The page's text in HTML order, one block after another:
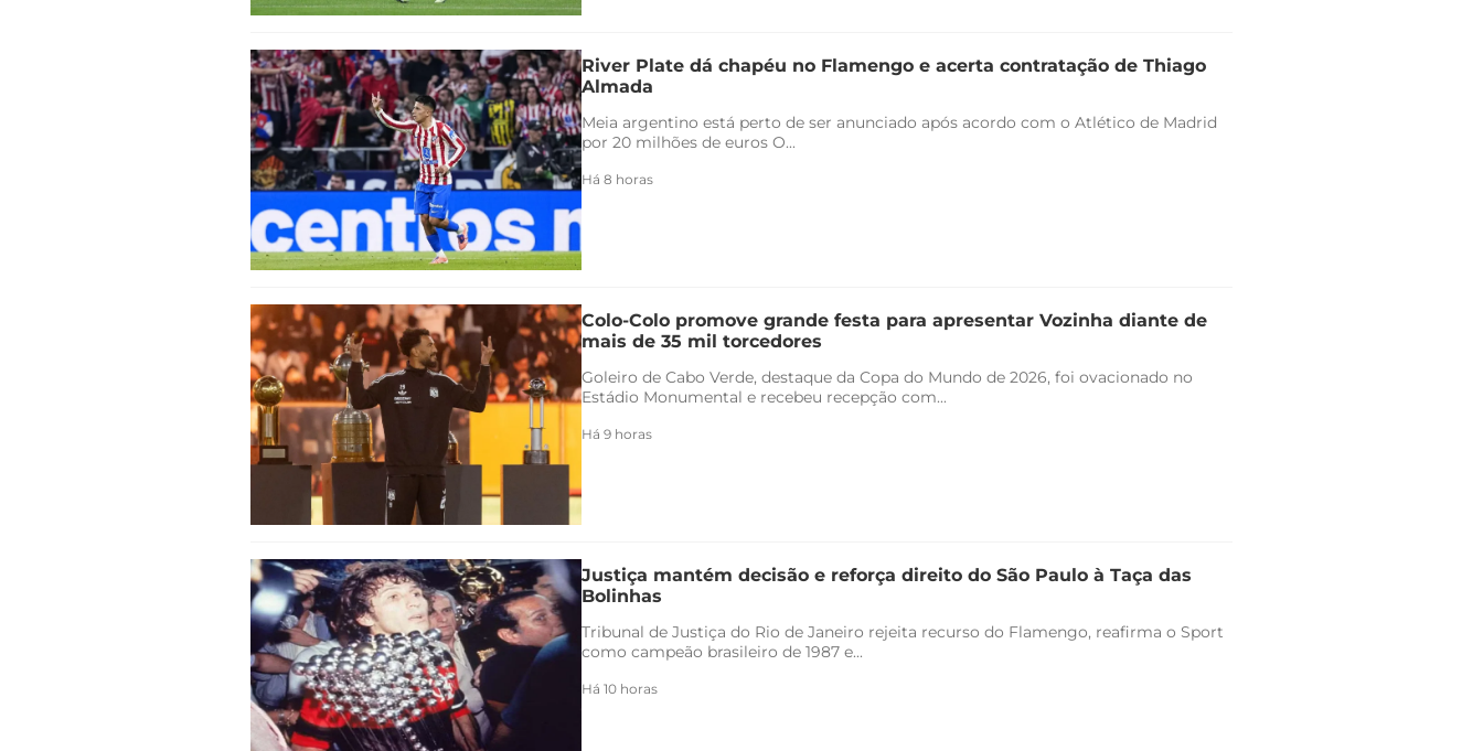
River Plate dá chapéu no Flamengo e acerta contratação de Thiago
Almada
Meia argentino está perto de ser anunciado após acordo com o Atlético de Madrid
por 20 milhões de euros O...
Há 8 horas
Colo-Colo promove grande festa para apresentar Vozinha diante de
mais de 35 mil torcedores
Goleiro de Cabo Verde, destaque da Copa do Mundo de 2026, foi ovacionado no
Estádio Monumental e recebeu recepção com...
Há 9 horas
Justiça mantém decisão e reforça direito do São Paulo à Taça das
Bolinhas
Tribunal de Justiça do Rio de Janeiro rejeita recurso do Flamengo, reafirma o Sport
como campeão brasileiro de 1987 e...
Há 10 horas